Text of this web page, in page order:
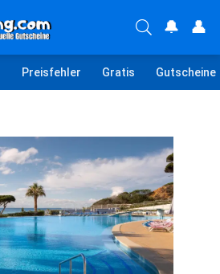
🔔 👤
Preisfehler Gratis Gutscheine